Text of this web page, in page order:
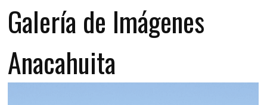
Galería de Imágenes
Anacahuita